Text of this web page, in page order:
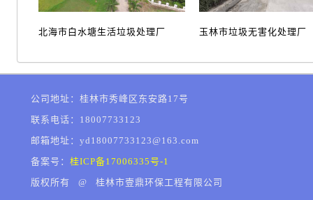
北海市白水塘生活垃圾处理厂 玉林市垃圾无害化处理厂
公司地址：桂林市秀峰区东安路17号
联系电话：18007733123
邮箱地址：yd18007733123@163.com
备案号： 桂ICP备17006335号-1
版权所有 @ 桂林市壹鼎环保工程有限公司